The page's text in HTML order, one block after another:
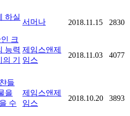
하실
서머나 2018.11.15 2830
크
능력
기
제임스앤제
임스
2018.11.03 4077
들
을
수
제임스앤제
임스
2018.10.20 3893